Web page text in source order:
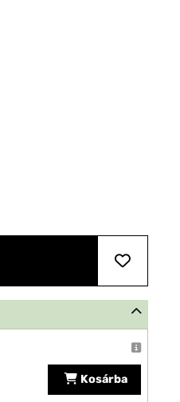
Kosárba